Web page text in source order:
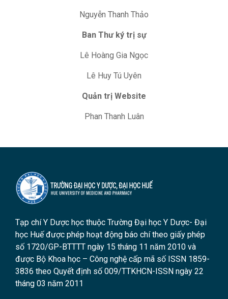
Nguyễn Thanh Thảo
Ban Thư ký trị sự
Lê Hoàng Gia Ngọc
Lê Huy Tú Uyên
Quản trị Website
Phan Thanh Luân
Tạp chí Y Dược học thuộc Trường Đại học Y Dược- Đại
học Huế được phép hoạt động báo chí theo giấy phép
số 1720/GP-BTTTT ngày 15 tháng 11 năm 2010 và
được Bộ Khoa học – Công nghệ cấp mã số ISSN 1859-
3836 theo Quyết định số 009/TTKHCN-ISSN ngày 22
tháng 03 năm 2011